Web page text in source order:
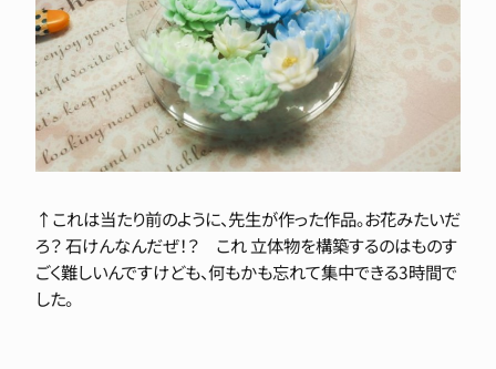
↑これは当たり前のように、先生が作った作品。お花みたいだ
ろ？石けんなんだぜ！？ これ立体物を構築するのはものす
ごく難しいんですけども、何もかも忘れて集中できる3時間で
した。